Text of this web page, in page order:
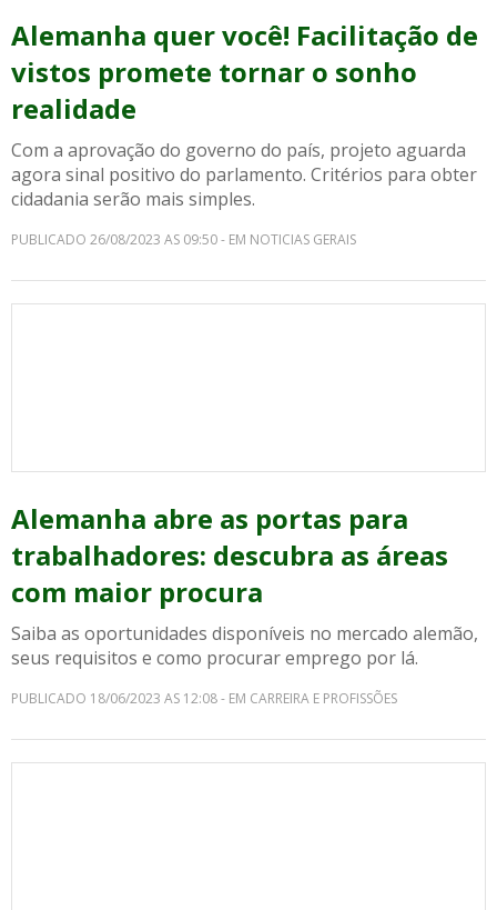
Alemanha quer você! Facilitação de
vistos promete tornar o sonho
realidade
Com a aprovação do governo do país, projeto aguarda
agora sinal positivo do parlamento. Critérios para obter
cidadania serão mais simples.
PUBLICADO 26/08/2023 AS 09:50 - EM NOTICIAS GERAIS
Alemanha abre as portas para
trabalhadores: descubra as áreas
com maior procura
Saiba as oportunidades disponíveis no mercado alemão,
seus requisitos e como procurar emprego por lá.
PUBLICADO 18/06/2023 AS 12:08 - EM CARREIRA E PROFISSÕES